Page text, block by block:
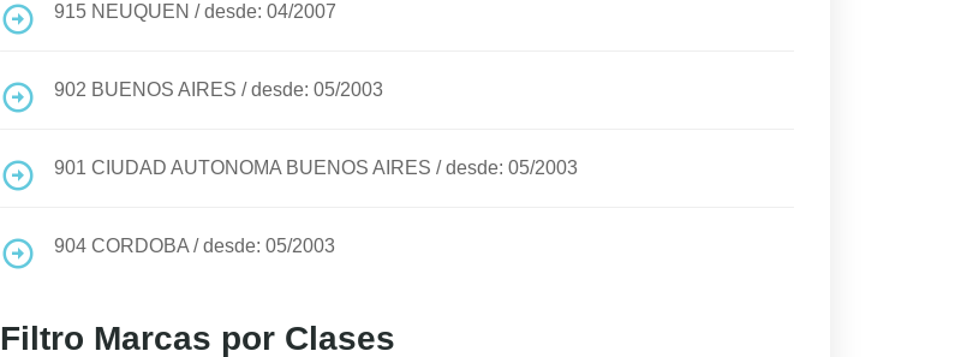
915 NEUQUEN /desde: 04/2007
902 BUENOS AIRES /desde: 05/2003
901 CIUDAD AUTONOMA BUENOS AIRES /desde: 05/2003
904 CORDOBA /desde: 05/2003
Filtro Marcas por Clases